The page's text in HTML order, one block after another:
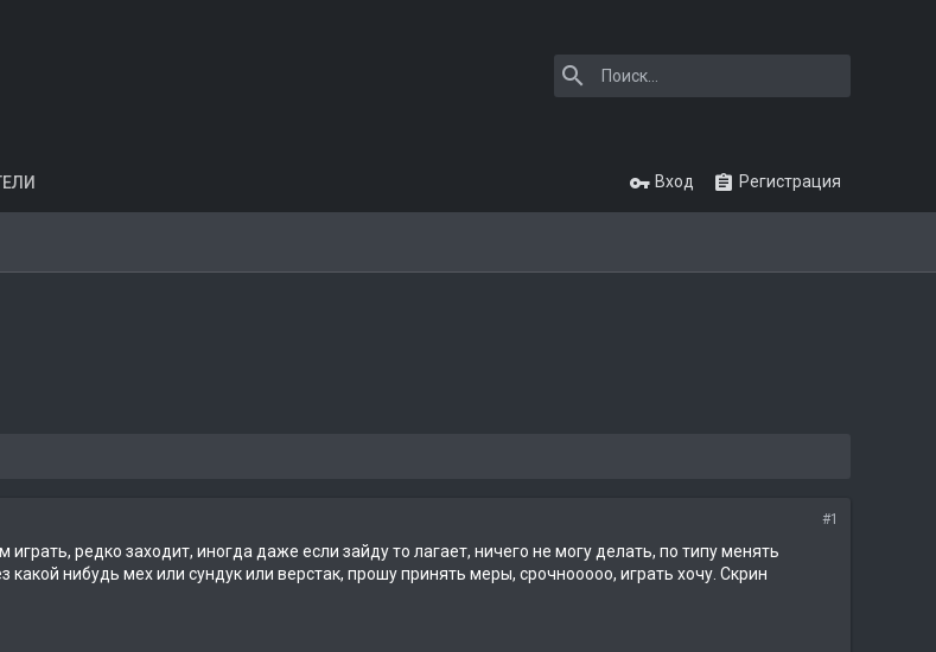
Вход Регистрация
#1
редко заходит, иногда даже если зайду то лагает, ничего не могу делать, по типу менять
нибудь мех или сундук или верстак, прошу принять меры, срочнооооо, играть хочу. Скрин